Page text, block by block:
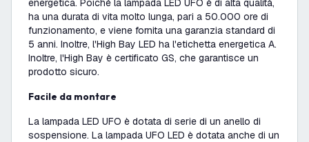
energetica. Poiché la lampada LED UFO è di alta qualità,
ha una durata di vita molto lunga, pari a 50.000 ore di
funzionamento, e viene fornita una garanzia standard di
5 anni. Inoltre, l'High Bay LED ha l'etichetta energetica A.
Inoltre, l'High Bay è certificato GS, che garantisce un
prodotto sicuro.
Facile da montare
La lampada LED UFO è dotata di serie di un anello di
sospensione. La lampada UFO LED è dotata anche di un